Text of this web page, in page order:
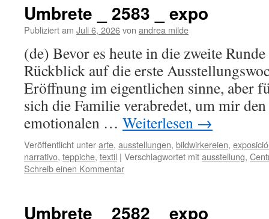
Umbrete _ 2583 _ expo
Publiziert am Juli 6, 2026von andrea milde
(de) Bevor es heute in die zweite
Rückblick auf die erste
Eröffnung im eigentlichen sinne, aber
sich die Familie verabredet, um mir
emotionalen … Weiterlesen →
Veröffentlicht unterarte, ausstellungen, bildwirkereien,
narrativo, teppiche, textil | Verschlagwortet mitausstellung,
Schreib einen Kommentar
Umbrete _ 2582 _ expo